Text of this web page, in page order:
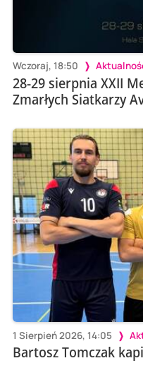
Wczoraj, 18:50
28-29 sierpnia XXII
Zmarłych Siatkarzy
1 Sierpień 2026, 14:05
Bartosz Tomczak